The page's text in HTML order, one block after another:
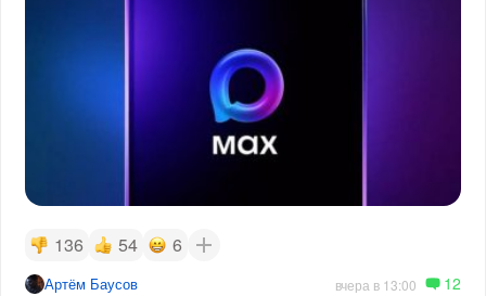
136 54 6
Артём Баусов вчера в 13:00 12